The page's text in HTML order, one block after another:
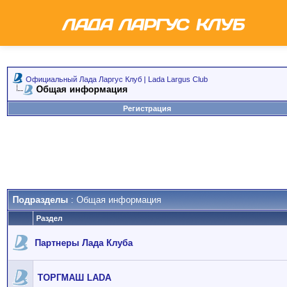
Официальный Лада Ларгус Клуб | Lada Largus Club
Общая информация
Регистрация
Подразделы : Общая информация
Раздел
Партнеры Лада Клуба
ТОРГМАШ LADA